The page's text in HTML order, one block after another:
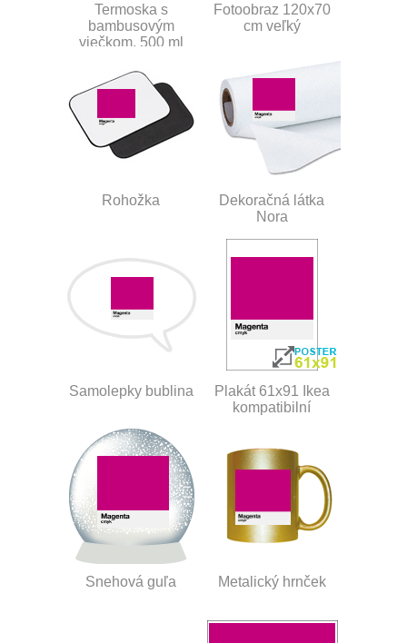
Termoska s
bambusovým
viečkom, 500 ml
Fotoobraz 120x70
cm veľký
Rohožka
Dekoračná látka
Nora
Samolepky bublina
Plakát 61x91 Ikea
kompatibilní
Snehová guľa Metalický hrnček